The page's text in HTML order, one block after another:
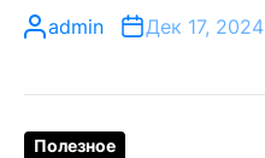
admin Дек 17, 2024
Полезное